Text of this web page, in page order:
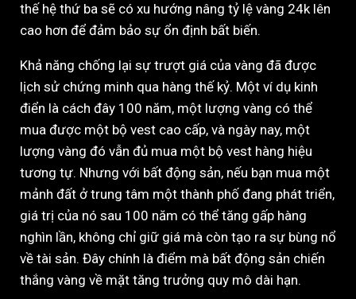
thế hệ thứ ba sẽ có xu hướng nâng tỷ lệ vàng 24k lên
cao hơn để đảm bảo sự ổn định bất biến.
Khả năng chống lại sự trượt giá của vàng đã được
lịch sử chứng minh qua hàng thế kỷ. Một ví dụ kinh
điển là cách đây 100 năm, một lượng vàng có thể
mua được một bộ vest cao cấp, và ngày nay, một
lượng vàng đó vẫn đủ mua một bộ vest hàng hiệu
tương tự. Nhưng với bất động sản, nếu bạn mua một
mảnh đất ở trung tâm một thành phố đang phát triển,
giá trị của nó sau 100 năm có thể tăng gấp hàng
nghìn lần, không chỉ giữ giá mà còn tạo ra sự bùng nổ
về tài sản. Đây chính là điểm mà bất động sản chiến
thắng vàng về mặt tăng trưởng quy mô dài hạn.